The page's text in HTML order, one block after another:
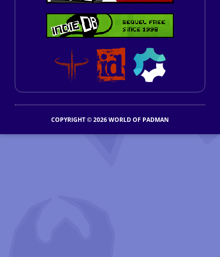
COPYRIGHT © 2026 WORLD OF PADMAN